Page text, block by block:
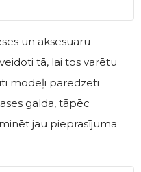
un aksesuāru
tā, lai tos varētu
modeļi paredzēti
galda, tāpēc
jau pieprasījuma